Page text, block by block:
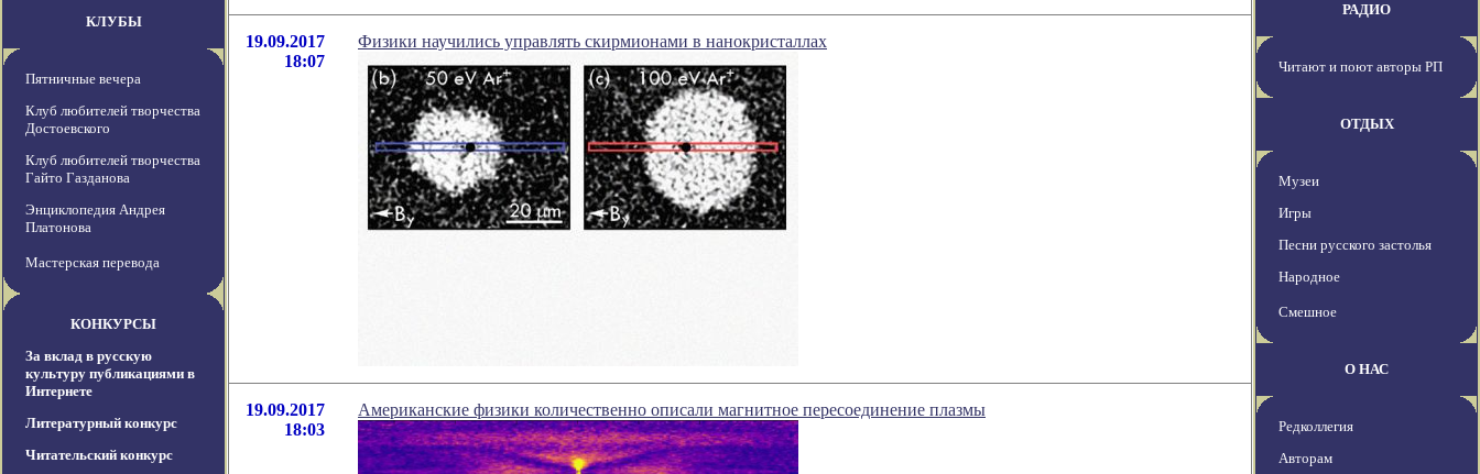
КЛУБЫ
Пятничные вечера
Клуб любителей творчества
Достоевского
Клуб любителей творчества
Гайто Газданова
Энциклопедия Андрея
Платонова
Мастерская перевода
КОНКУРСЫ
За вклад в русскую
культуру публикациями в
Интернете
Литературный конкурс
Читательский конкурс
19.09.2017
18:07
Физики научились управлять скирмионами в нанокристаллах
19.09.2017
18:03
Американские физики количественно описали магнитное пересоединение плазмы
РАДИО
Читают и поют авторы РП
ОТДЫХ
Музеи
Игры
Песни русского застолья
Народное
Смешное
О НАС
Редколлегия
Авторам